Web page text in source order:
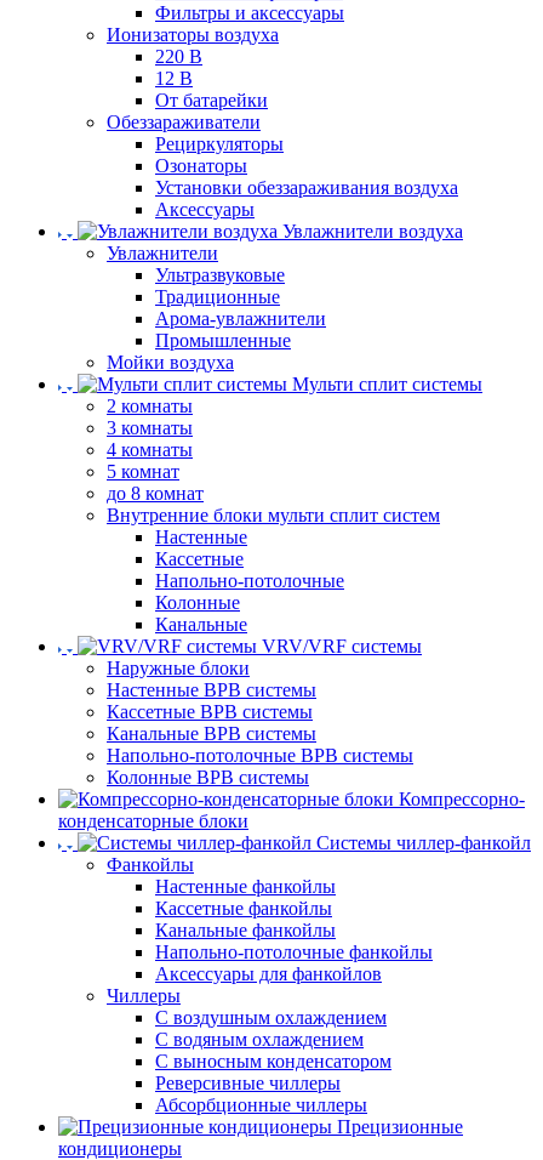
Фильтры и аксессуары
Ионизаторы воздуха
220 В
12 В
От батарейки
Обеззараживатели
Рециркуляторы
Озонаторы
Установки обеззараживания воздуха
Аксессуары
Увлажнители воздуха
Увлажнители
Ультразвуковые
Традиционные
Арома-увлажнители
Промышленные
Мойки воздуха
Мульти сплит системы
2 комнаты
3 комнаты
4 комнаты
5 комнат
до 8 комнат
Внутренние блоки мульти сплит систем
Настенные
Кассетные
Напольно-потолочные
Колонные
Канальные
VRV/VRF системы
Наружные блоки
Настенные ВРВ системы
Кассетные ВРВ системы
Канальные ВРВ системы
Напольно-потолочные ВРВ системы
Колонные ВРВ системы
Компрессорно-
конденсаторные блоки
Системы чиллер-фанкойл
Фанкойлы
Настенные фанкойлы
Кассетные фанкойлы
Канальные фанкойлы
Напольно-потолочные фанкойлы
Аксессуары для фанкойлов
Чиллеры
С воздушным охлаждением
С водяным охлаждением
С выносным конденсатором
Реверсивные чиллеры
Абсорбционные чиллеры
Прецизионные
кондиционеры